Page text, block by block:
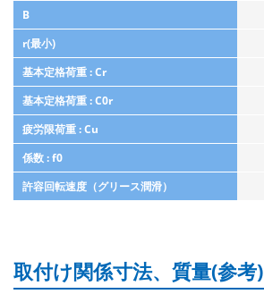
B
r(最小)
基本定格荷重 : Cr
基本定格荷重 : C0r
疲労限荷重 : Cu
係数 : f0
許容回転速度（グリース潤滑）
取付け関係寸法、質量(参考)